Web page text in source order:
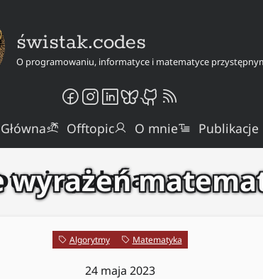
świstak.codes
O programowaniu, informatyce i matematyce
Główna Offtopic O mnie Publikacje
polska
wyrażeń
Algorytmy Matematyka
24 maja 2023